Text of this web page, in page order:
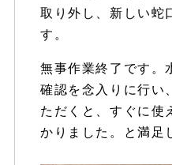
取り外し、新しい蛇
す。
無事作業終了です。
確認を念入りに行い
ただくと、すぐに使
かりました。と満足